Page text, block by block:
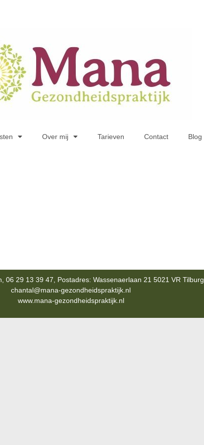
Over mij Tarieven Contact Blog
06 29 13 39 47, Postadres: Wassenaerlaan 21 5021 VR Tilburg,
chantal@mana-gezondheidspraktijk.nl
www.mana-gezondheidspraktijk.nl